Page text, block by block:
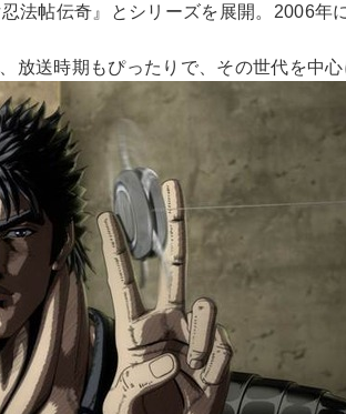
法帖伝奇』とシリーズを展開。2006年
送時期もぴったりで、その世代を中心